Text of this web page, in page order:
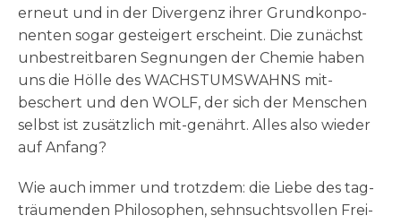
erneut und in der Diver­genz ihrer Grund­kon­po­
nen­ten sogar gestei­gert erscheint. Die zunächst
unbe­streit­ba­ren Seg­nun­gen der Che­mie haben
uns die Höl­le des WACHSTUMSWAHNS mit-
beschert und den WOLF, der sich der Men­schen
selbst ist zusätz­lich mit-genährt. Alles also wie­der
auf Anfang?
Wie auch immer und trotz­dem: die Lie­be des tag­
träu­men­den Phi­lo­so­phen, sehn­suchts­vol­len Frei­